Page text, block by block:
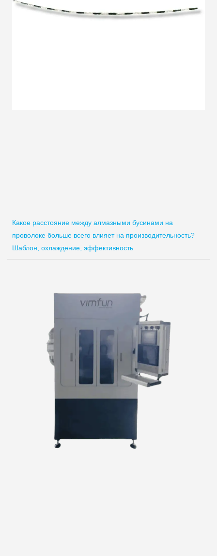
Какое расстояние между алмазными бусинами на
проволоке больше всего влияет на производительность?
Шаблон, охлаждение, эффективность